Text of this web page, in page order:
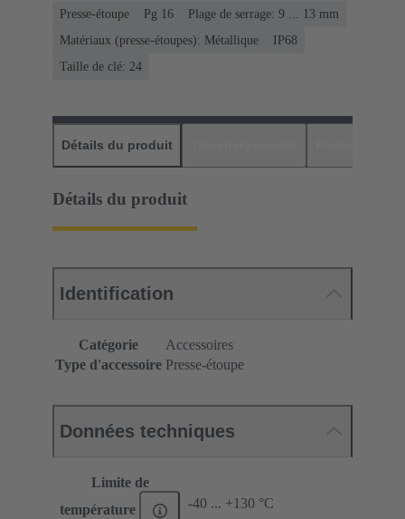
Presse-étoupe Pg 16
Plage de serrage: 9 ... 13 mm
Matériaux (presse-étoupes): Métallique
IP68
Taille de clé: 24
Détails du produit
Détails du produit
Identification
Catégorie
Accessoires
Type d'accessoire Presse-étoupe
Données techniques
Limite de
température
-40 ... +130 °C